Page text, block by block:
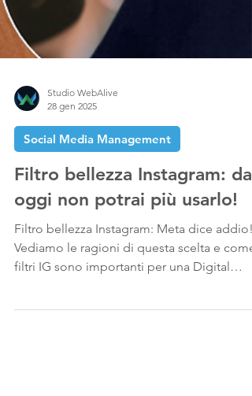
28 gen 2025
Social Media Management
Filtro bellezza Instagram: da
oggi non potrai più usarlo!
Filtro bellezza Instagram: Meta dice addio!
Vediamo le ragioni di questa scelta e come
Strategy.